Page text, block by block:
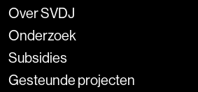
Over SVDJ
Onderzoek
Subsidies
Gesteunde projecten